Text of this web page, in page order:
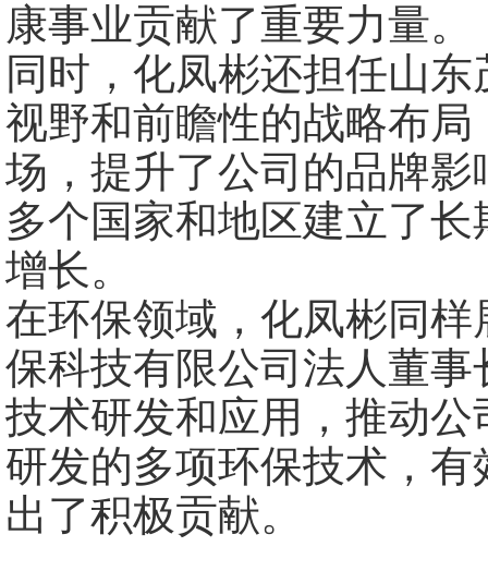
康事业贡献了重要力量。
同时，化凤彬还担任山
视野和前瞻性的战略布
场，提升了公司的品牌
多个国家和地区建立了
增长。
在环保领域，化凤彬同
保科技有限公司法人董
技术研发和应用，推动
研发的多项环保技术，
出了积极贡献。